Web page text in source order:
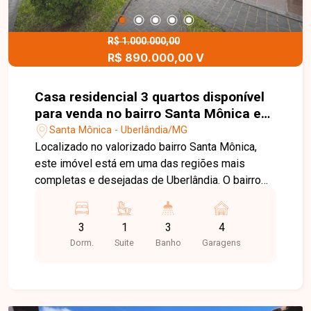
R$ 1.000.000,00
R$ 890.000,00 V
Casa residencial 3 quartos disponível
para venda no bairro Santa Mônica em
Uberlândia-MG
Santa Mônica - Uberlândia/MG
Localizado no valorizado bairro Santa Mônica,
este imóvel está em uma das regiões mais
completas e desejadas de Uberlândia. O bairro
proximidade com importantes pontos da cidade,
como o Hospital Madrecor, além de contar com
fácil acesso a comércios, serviços, escolas e
3
Dorm.
1
Suite
3
Banho
4
Garagens